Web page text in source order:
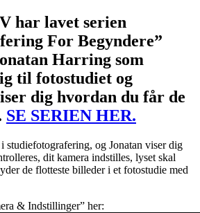
har lavet serien
For Begyndere”
Harring som
til fotostudiet og
dig hvordan du får de
SE SERIEN HER.
studiefotografering, og Jonatan viser dig
dit kamera indstilles, lyset skal
de flotteste billeder i et fotostudie med
& Indstillinger” her: